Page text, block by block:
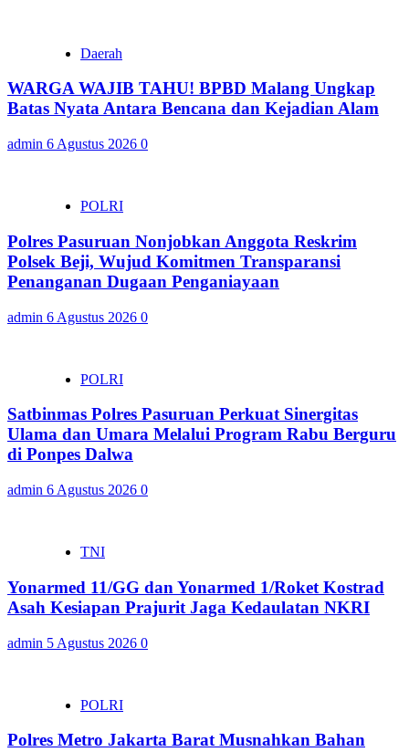
Daerah
WARGA WAJIB TAHU! BPBD Malang Ungkap
Batas Nyata Antara Bencana dan Kejadian Alam
admin 6 Agustus 2026 0
POLRI
Polres Pasuruan Nonjobkan Anggota Reskrim
Polsek Beji, Wujud Komitmen Transparansi
Penanganan Dugaan Penganiayaan
admin 6 Agustus 2026 0
POLRI
Satbinmas Polres Pasuruan Perkuat Sinergitas
Ulama dan Umara Melalui Program Rabu Berguru
di Ponpes Dalwa
admin 6 Agustus 2026 0
TNI
Yonarmed 11/GG dan Yonarmed 1/Roket Kostrad
Asah Kesiapan Prajurit Jaga Kedaulatan NKRI
admin 5 Agustus 2026 0
POLRI
Polres Metro Jakarta Barat Musnahkan Bahan